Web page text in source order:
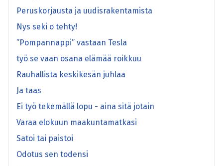
Peruskorjausta ja uudisrakentamista
Nys seki o tehty!
”Pompannappi” vastaan Tesla
työ se vaan osana elämää roikkuu
Rauhallista keskikesän juhlaa
Ja taas
Ei työ tekemällä lopu - aina sitä jotain
Varaa elokuun maakuntamatkasi
Satoi tai paistoi
Odotus sen todensi